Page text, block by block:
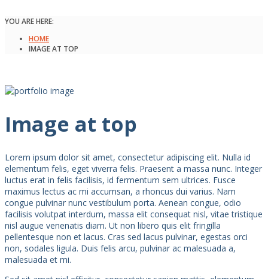
YOU ARE HERE:
HOME
IMAGE AT TOP
Image at top
Lorem ipsum dolor sit amet, consectetur adipiscing elit. Nulla id
elementum felis, eget viverra felis. Praesent a massa nunc. Integer
luctus erat in felis facilisis, id fermentum sem ultrices. Fusce
maximus lectus ac mi accumsan, a rhoncus dui varius. Nam
congue pulvinar nunc vestibulum porta. Aenean congue, odio
facilisis volutpat interdum, massa elit consequat nisl, vitae tristique
nisl augue venenatis diam. Ut non libero quis elit fringilla
pellentesque non et lacus. Cras sed lacus pulvinar, egestas orci
non, sodales ligula. Duis felis arcu, pulvinar ac malesuada a,
malesuada et mi.